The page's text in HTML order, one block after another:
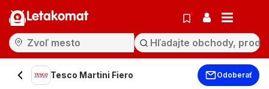
Letakomat
Tesco Martini Fiero Odoberať